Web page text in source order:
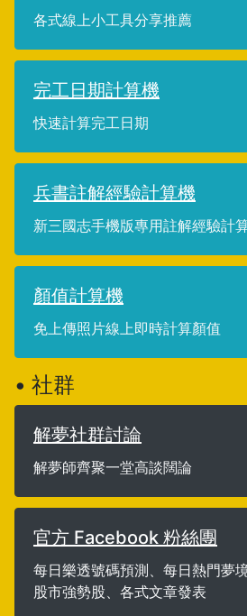
各式線上小工具分享推薦
完工日期計算機
快速計算完工日期
兵書註解經驗計算機
新三國志手機版專用註解經驗計
顏值計算機
免上傳照片線上即時計算顏值
• 社群
解夢社群討論
解夢師齊聚一堂高談闊論
官方 Facebook 粉絲團
每日樂透號碼預測、每日熱門夢
股市強勢股、各式文章發表